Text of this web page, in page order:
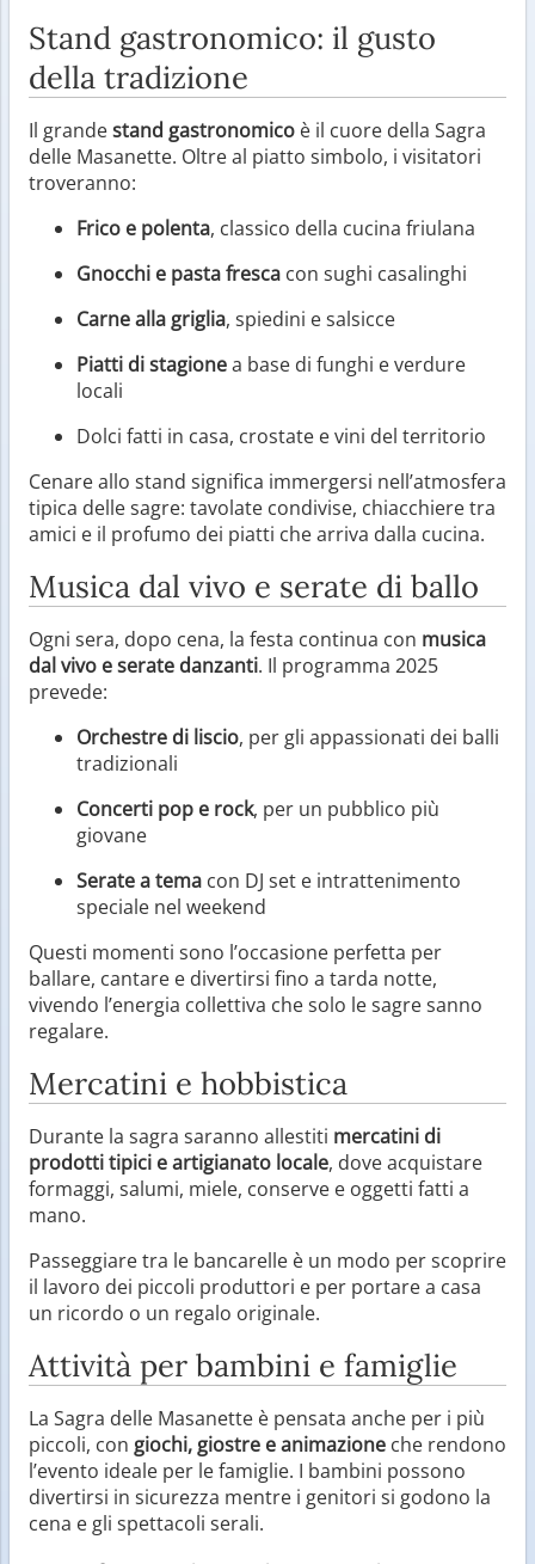
Stand gastronomico: il gusto
della tradizione
Il grandestand gastronomico è il cuore della Sagra
delle Masanette. Oltre al piatto simbolo, i visitatori
troveranno:
Frico e polenta, classico della cucina friulana
Gnocchi e pasta fresca con sughi casalinghi
Carne alla griglia, spiedini e salsicce
Piatti di stagionea base di funghi e verdure
locali
Dolci fatti in casa, crostate e vini del territorio
Cenare allo stand significa immergersi nell’atmosfera
tipica delle sagre: tavolate condivise, chiacchiere tra
amici e il profumo dei piatti che arriva dalla cucina.
Musica dal vivo e serate di ballo
Ogni sera, dopo cena, la festa continua con musica
dal vivo e serate danzanti. Il programma 2025
prevede:
Orchestre di liscio, per gli appassionati dei balli
tradizionali
Concerti pop e rock, per un pubblico più
giovane
Serate a tema con DJ set e intrattenimento
speciale nel weekend
Questi momenti sono l’occasione perfetta per
ballare, cantare e divertirsi fino a tarda notte,
vivendo l’energia collettiva che solo le sagre sanno
regalare.
Mercatini e hobbistica
Durante la sagra saranno allestiti mercatini di
prodotti tipici e artigianato locale, dove acquistare
formaggi, salumi, miele, conserve e oggetti fatti a
mano.
Passeggiare tra le bancarelle è un modo per scoprire
il lavoro dei piccoli produttori e per portare a casa
un ricordo o un regalo originale.
Attività per bambini e famiglie
La Sagra delle Masanette è pensata anche per i più
piccoli, con giochi, giostre e animazione che rendono
l’evento ideale per le famiglie. I bambini possono
divertirsi in sicurezza mentre i genitori si godono la
cena e gli spettacoli serali.